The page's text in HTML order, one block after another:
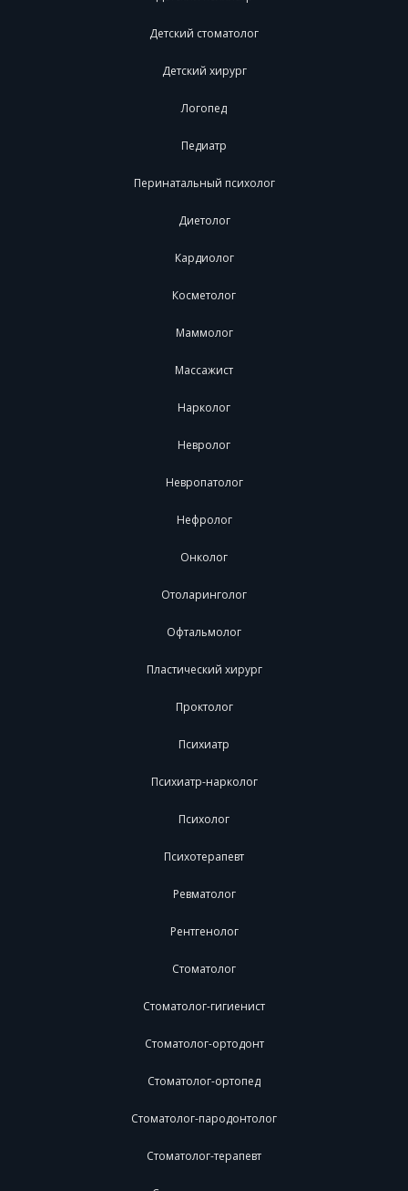
Детский стоматолог
Детский хирург
Логопед
Педиатр
Перинатальный психолог
Диетолог
Кардиолог
Косметолог
Маммолог
Массажист
Нарколог
Невролог
Невропатолог
Нефролог
Онколог
Отоларинголог
Офтальмолог
Пластический хирург
Проктолог
Психиатр
Психиатр-нарколог
Психолог
Психотерапевт
Ревматолог
Рентгенолог
Стоматолог
Стоматолог-гигиенист
Стоматолог-ортодонт
Стоматолог-ортопед
Стоматолог-пародонтолог
Стоматолог-терапевт